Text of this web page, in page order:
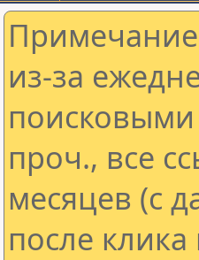
из-за
поисковыми
проч., все
месяцев (с
после